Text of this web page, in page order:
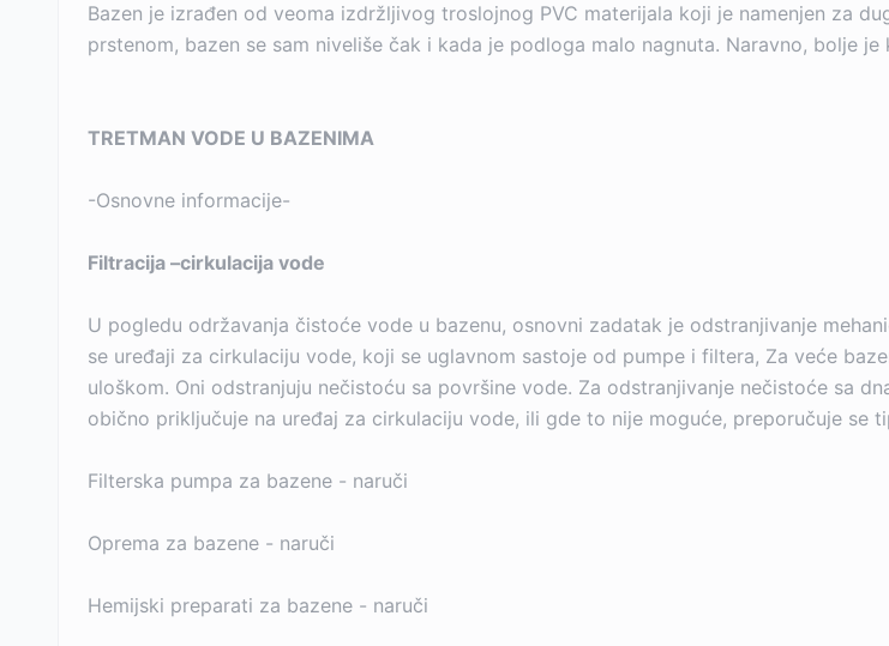
Bazen je izrađen od veoma izdržljivog troslojnog PVC materijala koji je namenjen za
prstenom, bazen se sam niveliše čak i kada je podloga malo nagnuta. Naravno, bolje
TRETMAN VODE U BAZENIMA
-Osnovne informacije-
Filtracija –cirkulacija vode
U pogledu održavanja čistoće vode u bazenu, osnovni zadatak je odstranjivanje
se uređaji za cirkulaciju vode, koji se uglavnom sastoje od pumpe i filtera, Za veće
uloškom. Oni odstranjuju nečistoću sa površine vode. Za odstranjivanje nečistoće sa
obično priključuje na uređaj za cirkulaciju vode, ili gde to nije moguće, preporučuje se
Filterska pumpa za bazene - naruči
Oprema za bazene - naruči
Hemijski preparati za bazene - naruči